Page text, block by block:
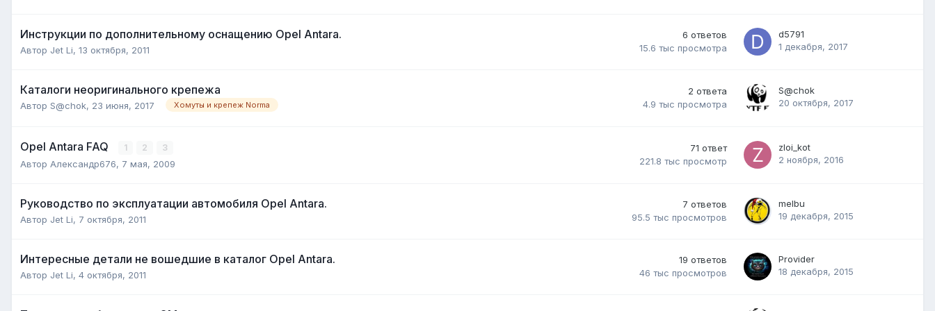
Инструкции по дополнительному оснащению Opel Antara.
Автор Jet Li, 13 октября, 2011
6 ответов
15.6 тыс просмотра
d5791
1 декабря, 2017
Каталоги неоригинального крепежа
Автор S@chok, 23 июня, 2017 Хомуты и крепеж Norma
2 ответа
4.9 тыс просмотра
S@chok
20 октября, 2017
Opel Antara FAQ 1 2 3
Автор Александр676, 7 мая, 2009
71 ответ
221.8 тыс просмотр
zloi_kot
2 ноября, 2016
Руководство по эксплуатации автомобиля Opel Antara.
Автор Jet Li, 7 октября, 2011
7 ответов
95.5 тыс просмотров
melbu
19 декабря, 2015
Интересные детали не вошедшие в каталог Opel Antara.
Автор Jet Li, 4 октября, 2011
19 ответов
46 тыс просмотров
Provider
18 декабря, 2015